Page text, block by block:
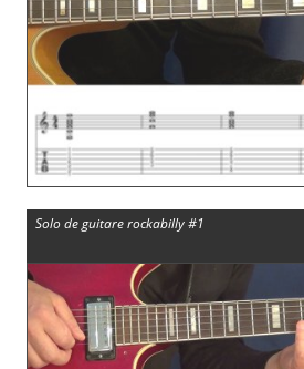
Solo de guitare rockabilly #1